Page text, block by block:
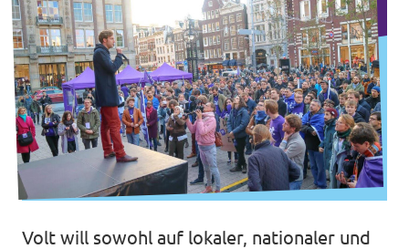
Volt will sowohl auf lokaler, nationaler und